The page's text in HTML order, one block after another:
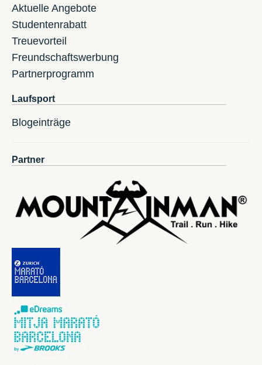
Aktuelle Angebote
Studentenrabatt
Treuevorteil
Freundschaftswerbung
Partnerprogramm
Laufsport
Blogeinträge
Partner